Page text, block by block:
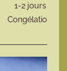
1-2 jours
Congélation